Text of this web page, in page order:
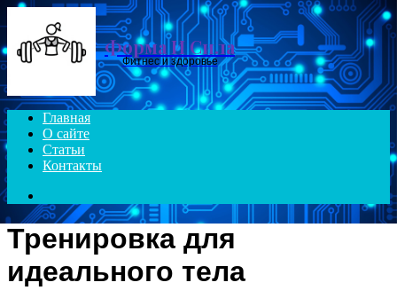
Menu
Форма И Сила
Фитнес и здоровье
Главная
О сайте
Статьи
Контакты
for
Тренировка для
идеального тела